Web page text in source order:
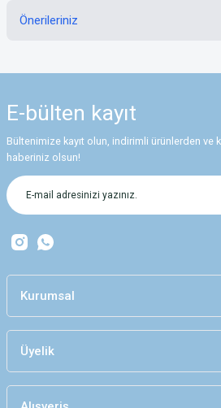
Önerileriniz
Görüş ve önerileriniz için teşekkür ederiz.
Ürün resmi kalitesiz, bozuk veya
Ürün açıklamasında eksik bilgiler
Ürün bilgilerinde hatalar bulunuyor.
Bu ürüne benzer farklı alternatifler olmalı.
E-bülten kayıt
Bültenimize kayıt olun, indirimli ürünlerden ve
haberiniz olsun!
Kurumsal
Üyelik